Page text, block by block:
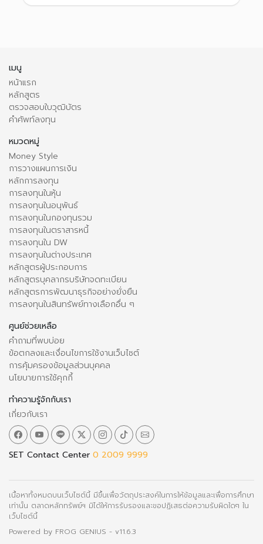
เมนู
หน้าแรก
หลักสูตร
ตรวจสอบใบวุฒิบัตร
คำศัพท์ลงทุน
หมวดหมู่
Money Style
การวางแผนการเงิน
หลักการลงทุน
การลงทุนในหุ้น
การลงทุนในอนุพันธ์
การลงทุนในกองทุนรวม
การลงทุนในตราสารหนี้
การลงทุนใน DW
การลงทุนในต่างประเทศ
หลักสูตรผู้ประกอบการ
หลักสูตรบุคลากรบริษัทจดทะเบียน
หลักสูตรการพัฒนาธุรกิจอย่างยั่งยืน
การลงทุนในสินทรัพย์ทางเลือกอื่น ๆ
ศูนย์ช่วยเหลือ
คำถามที่พบบ่อย
ข้อตกลงและเงื่อนไขการใช้งานเว็บไซต์
การคุ้มครองข้อมูลส่วนบุคคล
นโยบายการใช้คุกกี้
ทำความรู้จักกับเรา
เกี่ยวกับเรา
SET Contact Center 0 2009 9999
เนื้อหาทั้งหมดบนเว็บไซต์นี้ มีขึ้นเพื่อวัตถุประสงค์ในการให้ข้อมูลและเพื่อการศึกษา
เท่านั้น ตลาดหลักทรัพย์ฯ มิได้ให้การรับรองและขอปฏิเสธต่อความรับผิดใดๆ ใน
เว็บไซต์นี้
Powered by FROG GENIUS - v11.6.3